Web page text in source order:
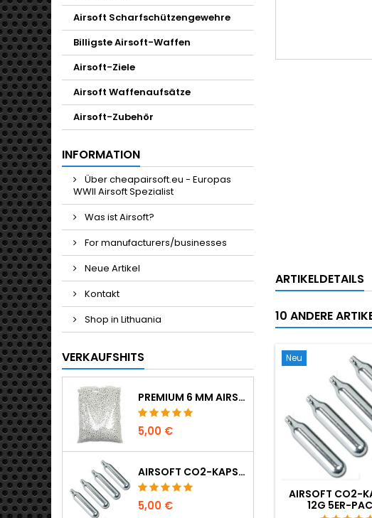
Airsoft Scharfschützengewehre
Billigste Airsoft-Waffen
Airsoft-Ziele
Airsoft Waffenaufsätze
Airsoft-Zubehör
INFORMATION
Über cheapairsoft.eu - Europas
WWII Airsoft Spezialist
Was ist Airsoft?
For manufacturers/businesses
Neue Artikel
Kontakt
Shop in Lithuania
VERKAUFSHITS
PREMIUM 6 MM AIRSOFT BBS 0,20 G - 1000 SCHUSS, NICHT KLEMMEND, GERADE SCHIESSEND
5,00 €
AIRSOFT CO2-KAPSELN 12G 5ER-PACK - HERGESTELLT IN UNGARN, EU, PREMIUM QUALITÄT
5,00 €
ARTIKELDETAILS
10 ANDERE
Neu
AIRSOFT CO2-
12G 5ER-